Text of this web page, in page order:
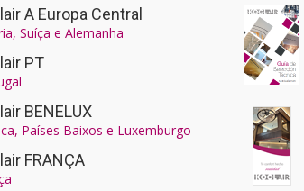
A Europa Central
Suíça e Alemanha
PT
BENELUX
Países Baixos e Luxemburgo
FRANÇA